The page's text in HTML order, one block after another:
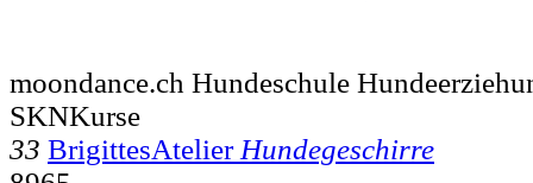
moondance.ch Hundeschule
SKNKurse
33 BrigittesAtelier Hundegeschirre